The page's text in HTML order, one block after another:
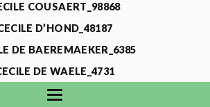
COUSAERT_98868
D’HOND_48187
DE BAEREMAEKER_6385
DE WAELE_4731
CECILE DEVOS_115318